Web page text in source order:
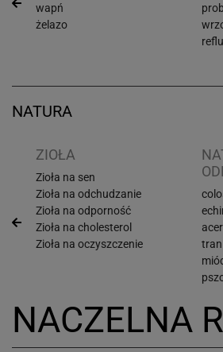
wapń
żelazo
NATURA
ZIOŁA
Zioła na sen
Zioła na odchudzanie
Zioła na odporność
Zioła na cholesterol
Zioła na oczyszczenie
tran
NACZELNA